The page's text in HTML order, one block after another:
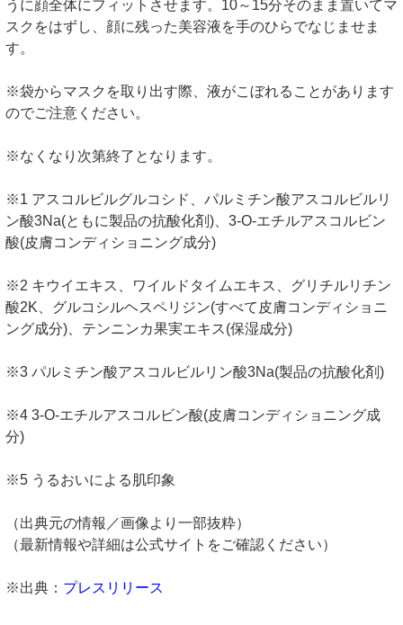
うに顔全体にフィットさせます。10～15分そのまま置いてマ
スクをはずし、顔に残った美容液を手のひらでなじませま
す。
※袋からマスクを取り出す際、液がこぼれることがあります
のでご注意ください。
※なくなり次第終了となります。
※1 アスコルビルグルコシド、パルミチン酸アスコルビルリ
ン酸3Na(ともに製品の抗酸化剤)、3-O-エチルアスコルビン
酸(皮膚コンディショニング成分)
※2 キウイエキス、ワイルドタイムエキス、グリチルリチン
酸2K、グルコシルヘスペリジン(すべて皮膚コンディショニ
ング成分)、テンニンカ果実エキス(保湿成分)
※3 パルミチン酸アスコルビルリン酸3Na(製品の抗酸化剤)
※4 3-O-エチルアスコルビン酸(皮膚コンディショニング成
分)
※5 うるおいによる肌印象
（出典元の情報／画像より一部抜粋）
（最新情報や詳細は公式サイトをご確認ください）
※出典： プレスリリース